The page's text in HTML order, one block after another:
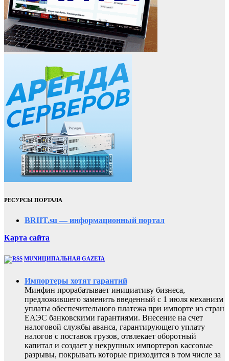
РЕСУРСЫ ПОРТАЛА
BRIIT.su — информационный портал
Карта сайта
MUNИЦИПАЛЬНАЯ GAZЕТА
Импортеры хотят гарантий
Минфин прорабатывает инициативу бизнеса,
предложившего заменить введенный с 1 июля механизм
уплаты обеспечительного платежа при импорте из стран
ЕАЭС банковскими гарантиями. Внесение на счет
налоговой службы аванса, гарантирующего уплату
налогов с поставок грузов, отвлекает оборотный
капитал и создает у некрупных импортеров кассовые
разрывы, покрывать которые приходится в том числе за